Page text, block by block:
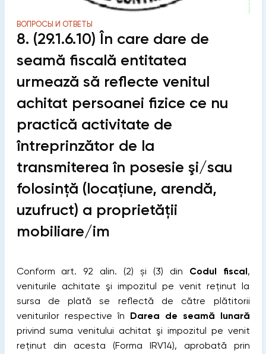
ВОПРОСЫ И ОТВЕТЫ
8. (29.1.6.10) În care dare de
seamă fiscală entitatea
urmează să reflecte venitul
achitat persoanei fizice ce nu
practică activitate de
întreprinzător de la
transmiterea în posesie şi/sau
folosinţă (locaţiune, arendă,
uzufruct) a proprietăţii
mobiliare/im
Conform art. 92 alin. (2) și (3) din Codul fiscal,
veniturile achitate şi impozitul pe venit reţinut la
sursa de plată se reflectă de către plătitorii
veniturilor respective în Darea de seamă lunară
privind suma venitului achitat şi impozitul pe venit
reţinut din acesta (Forma IRV14), aprobată prin